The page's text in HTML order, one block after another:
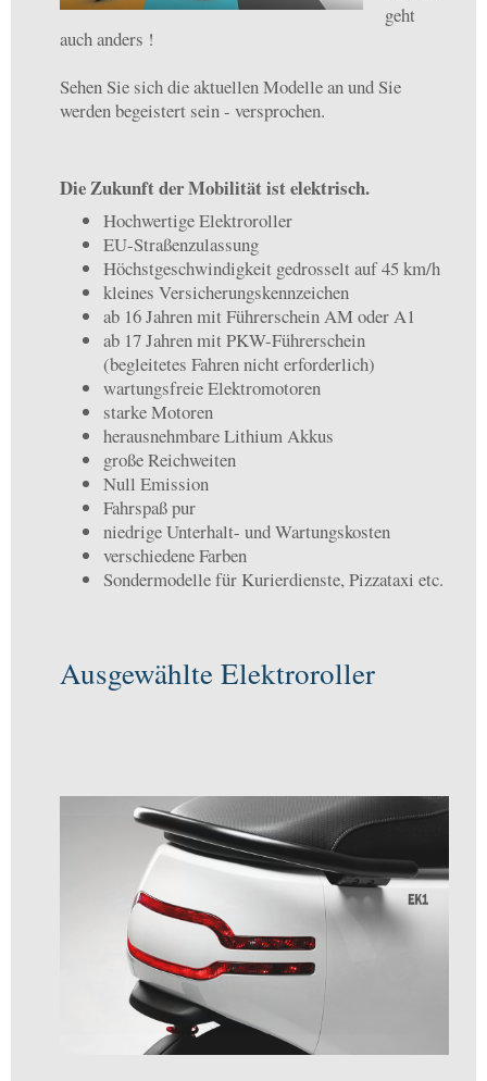
geht
auch anders !
Sehen Sie sich die aktuellen Modelle an und Sie
werden begeistert sein - versprochen.
Die Zukunft der Mobilität ist elektrisch.
Hochwertige Elektroroller
EU-Straßenzulassung
Höchstgeschwindigkeit gedrosselt auf 45 km/h
kleines Versicherungskennzeichen
ab 16 Jahren mit Führerschein AM oder A1
ab 17 Jahren mit PKW-Führerschein
(begleitetes Fahren nicht erforderlich)
wartungsfreie Elektromotoren
starke Motoren
herausnehmbare Lithium Akkus
große Reichweiten
Null Emission
Fahrspaß pur
niedrige Unterhalt- und Wartungskosten
verschiedene Farben
Sondermodelle für Kurierdienste, Pizzataxi etc.
Ausgewählte Elektroroller